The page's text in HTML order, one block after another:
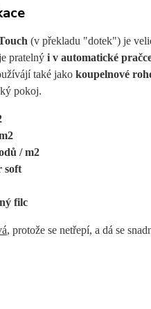
(v překladu "dotek") je
pratelný i v automatické
také jako koupelnové
pokoj.
/ m2
soft
filc
, protože se netřepí, a dá se